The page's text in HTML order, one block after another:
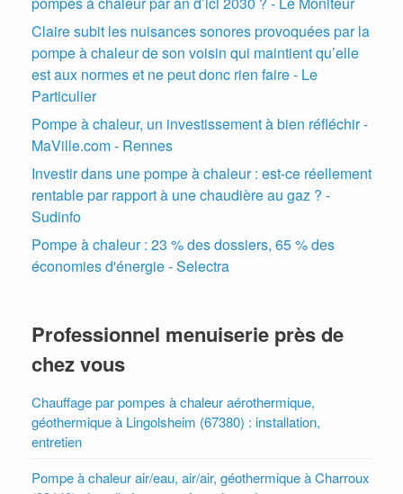
Claire subit les nuisances sonores provoquées par la
pompe à chaleur de son voisin qui maintient qu’elle
est aux normes et ne peut donc rien faire - Le
Particulier
Pompe à chaleur, un investissement à bien réfléchir -
MaVille.com - Rennes
Investir dans une pompe à chaleur : est-ce réellement
rentable par rapport à une chaudière au gaz ? -
Sudinfo
Pompe à chaleur : 23 % des dossiers, 65 % des
économies d'énergie - Selectra
Professionnel menuiserie près de
chez vous
Chauffage par pompes à chaleur aérothermique,
géothermique à Lingolsheim (67380) : installation,
entretien
Pompe à chaleur air/eau, air/air, géothermique à Charroux